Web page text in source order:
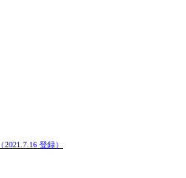
（2021.7.16 登録）